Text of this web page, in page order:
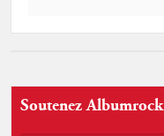
Soutenez Albumrock